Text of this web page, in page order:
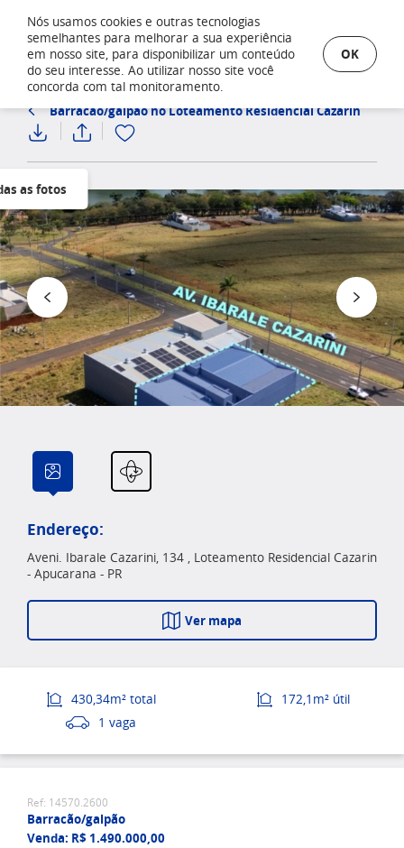
Barracão/galpão no Loteamento Residencial Cazarin
as fotos
Endereço:
Aveni. Ibarale Cazarini, 134 , Loteamento Residencial Cazarin
- Apucarana - PR
Ver mapa
430,34m² total
172,1m² útil
1 vaga
Ref: 14570.2600
Barracão/galpão
Venda: R$ 1.490.000,00
Nós usamos cookies e outras tecnologias
semelhantes para melhorar a sua experiência
em nosso site, para disponibilizar um conteúdo
do seu interesse. Ao utilizar nosso site você
concorda com tal monitoramento.
OK